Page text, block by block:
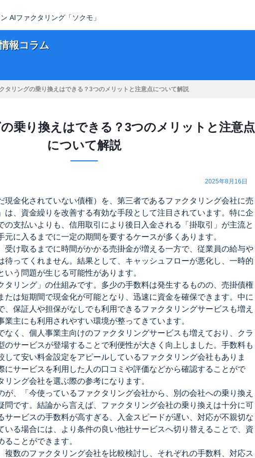
AIファクタリング「ソクモ」
報コラム
タリングの乗り換えはできる？3つのメリットと注意点について解説
乗り換えはできる？3つのメリットと注意点
について解説
2025年8月16日
現金化されていない債権）を、第三者であるファクタリング会社に売
は、資金繰りを改善する有効な手段として注目されています。特に企
の支払いよりも、信用取引により後日入金される「掛取引」が主流と
元に入るまでに一定の期間を要するケースが多くあります。
受け取るまでに時間がかかる売掛金が増える一方で、従業員の給与や
待ってくれません。結果として、キャッシュフローが悪化し、一時的
う問題が生じる可能性があります。
タリング」の仕組みです。多少の手数料は発生するものの、売掛債権
たは短期間で現金化が可能となり、迅速に資金を確保できます。中に
、保証人や担保がなしでも利用できるファクタリングサービスも増え
主にも利用されやすい環境が整ってきています。
なく、個人事業主向けのファクタリングサービスも増えており、クラ
のサービスが登場することで利便性が大きく向上しました。手数料も
して安い料金設定をアピールしているファクタリング会社もありま
にサービスを利用した人の口コミや評価などから確認することがで
リング会社を選ぶ際の参考になります。
が、「今使っているファクタリング会社から、別の会社への乗り換え
問です。結論から言えば、ファクタリング会社の乗り換えは十分に可
サービスの手数料が高すぎる、入金スピードが遅い、対応が不親切な
いる場合には、より条件の良い他社サービスへ切り替えることで、資
ことができます。
複数のファクタリング会社を比較検討し、それぞれの手数料、対応ス